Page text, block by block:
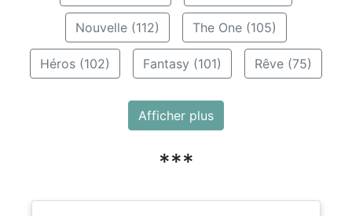
Nouvelle (112) The One (105)
Héros (102) Fantasy (101) Rêve (75)
Afficher plus
***